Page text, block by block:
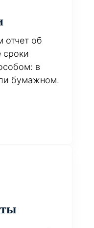
отчет об
сроки
в
бумажном.